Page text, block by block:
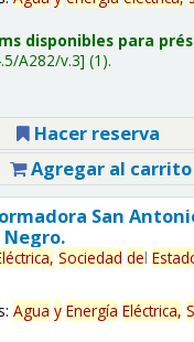
disponibles para
A282/v.3 (1).
Hacer reserva
Agregar al carrito
San
Sociedad del
Agua y Energía Eléctrica,